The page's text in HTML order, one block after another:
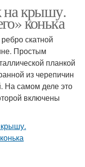
на крышу.
конька
скатной
Простым
планкой
из черепичин
На самом деле это
включены